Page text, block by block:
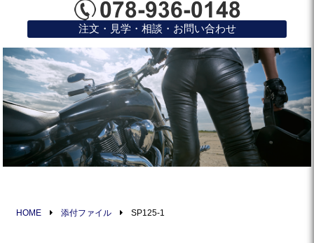
注文・見学・相談・お問い合わせ
HOME 添付ファイル SP125-1